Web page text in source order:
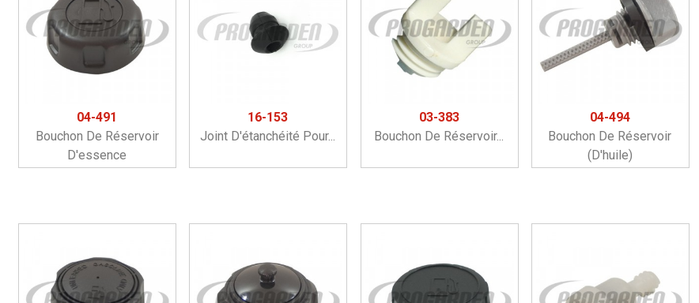
04-491
Bouchon De Réservoir
D'essence
16-153
Joint D'étanchéité Pour...
03-383
Bouchon De Réservoir...
04-494
Bouchon De Réservoir
(d'huile)